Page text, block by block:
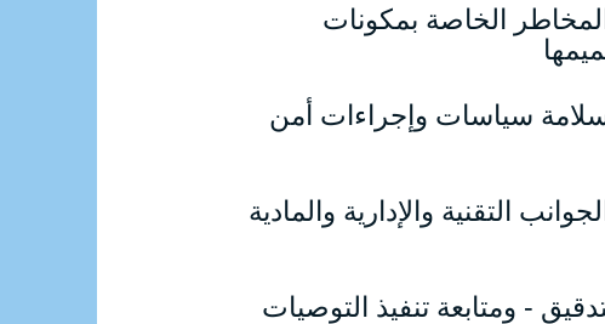
الخاصة بمكونات
سياسات وإجراءات أمن
التقنية والإدارية والمادية
- ومتابعة تنفيذ التوصيات